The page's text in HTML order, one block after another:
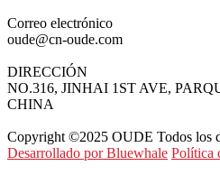
Correo electrónico
oude@cn-oude.com
DIRECCIÓN
NO.316, JINHAI 1ST AVE,
CHINA
Copyright ©2025 OUDE Todos los
Desarrollado por Bluewhale Política